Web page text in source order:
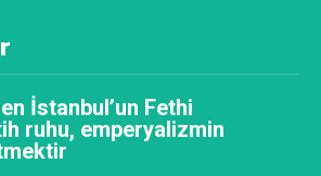
İstanbul’un Fethi
ruhu, emperyalizmin